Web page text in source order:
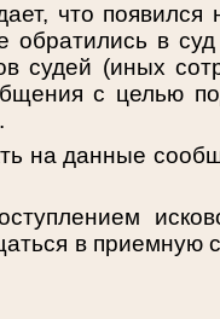
что
в суд
судей (иных
с целью
на данные
в приемную